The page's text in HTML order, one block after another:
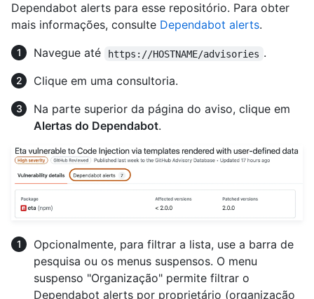
Dependabot alerts para esse repositório. Para obter
mais informações, consulte Dependabot alerts.
Navegue até
https://HOSTNAME/advisories .
Clique em uma consultoria.
Na parte superior da página do aviso, clique em
Alertas do Dependabot.
Opcionalmente, para filtrar a lista, use a barra de
pesquisa ou os menus suspensos. O menu
suspenso "Organização" permite filtrar o
Dependabot alerts por proprietário (organização